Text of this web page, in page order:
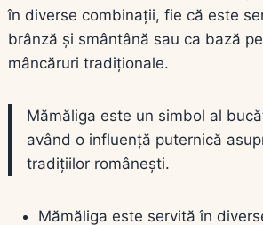
în diverse combinații, fie că este
brânză și smântână sau ca bază
mâncăruri tradiționale.
Mămăliga este un simbol al
având o influență puternică
tradițiilor românești.
Mămăliga este servită în